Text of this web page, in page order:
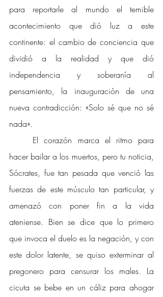
para reportarle al mundo el temible
acontecimiento que dió luz a este
continente: el cambio de conciencia que
dividió a la realidad y que dió
independencia y soberanía al
pensamiento, la inauguración de una
nueva contradicción: «Solo sé que no sé
nada».
El corazón marca el ritmo para
hacer bailar a los muertos, pero tu noticia,
Sócrates, fue tan pesada que venció las
fuerzas de este músculo tan particular, y
amenazó con poner fin a la vida
ateniense. Bien se dice que lo primero
que invoca el duelo es la negación, y con
este dolor latente, se quiso exterminar al
pregonero para censurar los males. La
cicuta se bebe en un cáliz para ahogar